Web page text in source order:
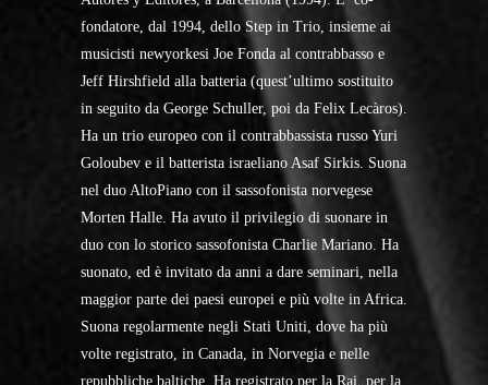
fondatore, dal 1994, dello Step in Trio, insieme ai
musicisti newyorkesi Joe Fonda al contrabbasso e
Jeff Hirshfield alla batteria (quest’ultimo sostituito
in seguito da George Schuller, poi da Felix Lecàros).
Ha un trio europeo con il contrabbassista russo Yuri
Goloubev e il batterista israeliano Asaf Sirkis. Suona
nel duo AltoPiano con il sassofonista norvegese
Morten Halle. Ha avuto il privilegio di suonare in
duo con lo storico sassofonista Charlie Mariano. Ha
suonato, ed è invitato da anni a dare seminari, nella
maggior parte dei paesi europei e più volte in Africa.
Suona regolarmente negli Stati Uniti, dove ha più
volte registrato, in Canada, in Norvegia e nelle
repubbliche baltiche. Ha registrato per la Rai, per la